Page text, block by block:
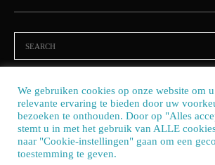
We gebruiken cookies op onze website om
relevante ervaring te bieden door uw
bezoeken te onthouden. Door op "Alles
stemt u in met het gebruik van ALLE
naar "Cookie-instellingen" gaan om een
toestemming te geven.
Our site uses cookies. Learn more about our use of